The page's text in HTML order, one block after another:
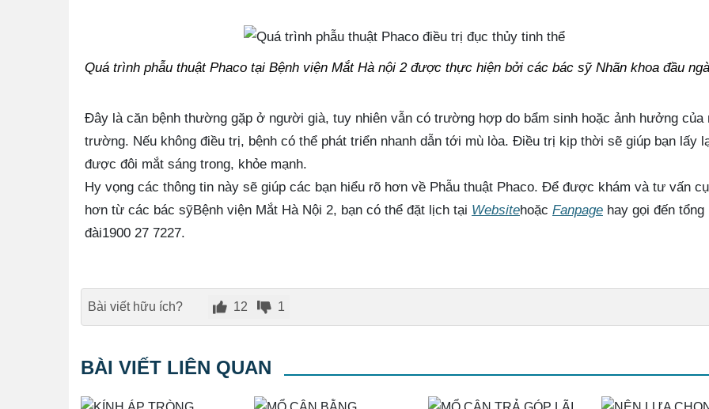
Quá trình phẫu thuật Phaco tại Bệnh viện Mắt Hà nội 2 được thực hiện bởi các bác sỹ Nhãn khoa đầu
Đây là căn bệnh thường gặp ở người già, tuy nhiên vẫn có trường hợp do bẩm sinh hoặc ảnh hưởng của
trường. Nếu không điều trị, bệnh có thể phát triển nhanh dẫn tới mù lòa. Điều trị kịp thời sẽ giúp bạn lấy
được đôi mắt sáng trong, khỏe mạnh.
Hy vọng các thông tin này sẽ giúp các bạn hiểu rõ hơn về Phẫu thuật Phaco. Để được khám và tư vấn
hơn từ các bác sỹBệnh viện Mắt Hà Nội 2, bạn có thể đặt lịch tại Websitehoặc Fanpage hay gọi đến tổng
đài1900 27 7227.
Bài viết hữu ích? 12 1
BÀI VIẾT LIÊN QUAN